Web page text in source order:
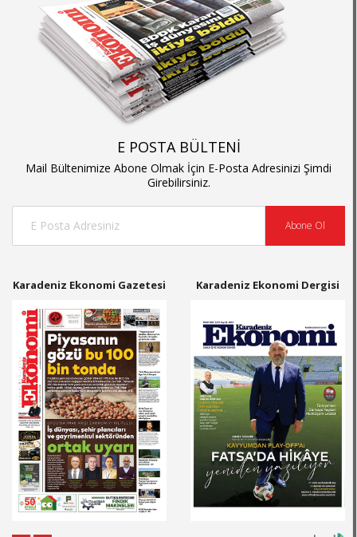
E POSTA BÜLTENİ
Mail Bültenimize Abone Olmak İçin E-Posta Adresinizi Şimdi
Girebilirsiniz.
Abone Ol
Karadeniz Ekonomi Gazetesi Karadeniz Ekonomi Dergisi